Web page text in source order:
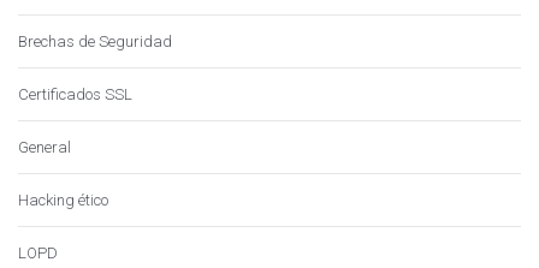
Brechas de Seguridad
Certificados SSL
General
Hacking ético
LOPD